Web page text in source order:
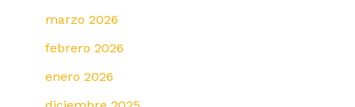
marzo 2026
febrero 2026
enero 2026